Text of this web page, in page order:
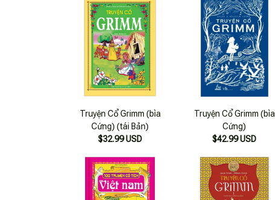
Truyện Cổ Grimm (bìa
Cứng) (tái Bản)
$32.99 USD
Truyện Cổ Grimm (bìa
Cứng)
$42.99 USD